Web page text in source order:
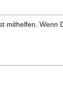
mithelfen. Wenn